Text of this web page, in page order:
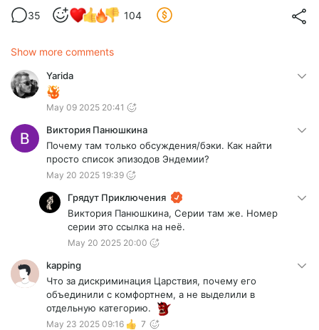
35 104
Show more comments
Yarida
May 09 2025 20:41
Виктория Панюшкина
Почему там только обсуждения/бэки. Как найти
просто список эпизодов Эндемии?
May 20 2025 19:39
Грядут Приключения
Виктория Панюшкина, Серии там же. Номер
серии это ссылка на неё.
May 20 2025 20:00
kapping
Что за дискриминация Царствия, почему его
объединили с комфортнем, а не выделили в
отдельную категорию.
May 23 2025 09:16 7